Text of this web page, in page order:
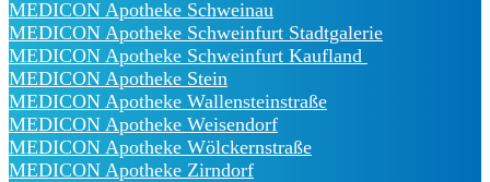
MEDICON Apotheke Schweinau
MEDICON Apotheke Schweinfurt Stadtgalerie
MEDICON Apotheke Schweinfurt Kaufland
MEDICON Apotheke Stein
MEDICON Apotheke Wallensteinstraße
MEDICON Apotheke Weisendorf
MEDICON Apotheke Wölckernstraße
MEDICON Apotheke Zirndorf